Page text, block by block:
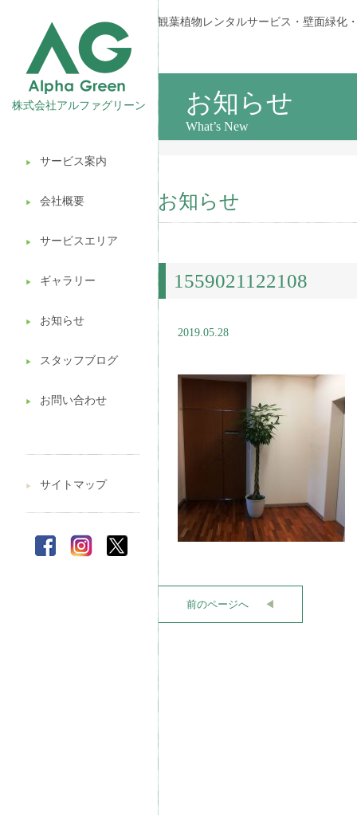
株式会社アルファグリーン
▶︎ サービス案内
▶︎ 会社概要
▶︎ サービスエリア
▶︎ ギャラリー
▶︎ お知らせ
▶︎ スタッフブログ
▶︎ お問い合わせ
観葉植物レンタル
壁面緑化
ギフト販売
造園ガーデニング
植木処分
▶︎ サイトマップ
観葉植物レンタルサービス・壁面緑化
お知らせ
What’s New
お知らせ
1559021122108
2019.05.28
前のページへ ◀︎